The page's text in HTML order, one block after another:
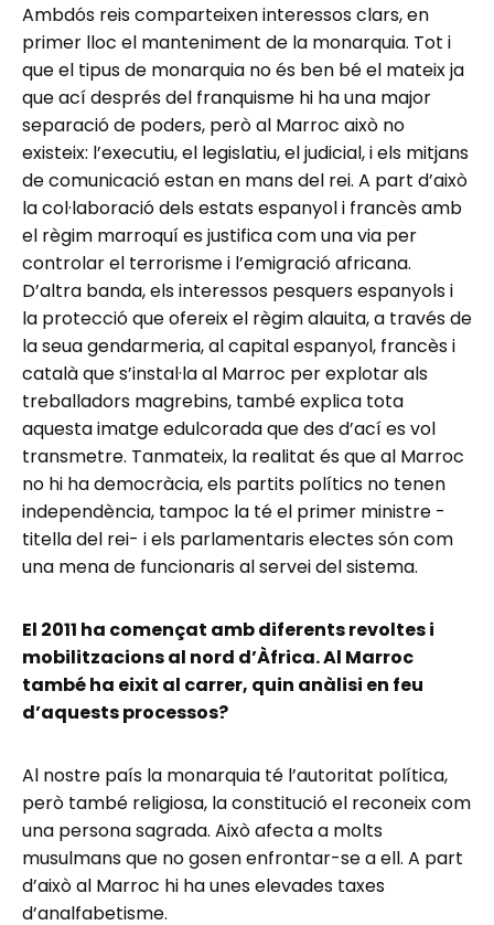
Ambdós reis comparteixen interessos clars, en
primer lloc el manteniment de la monarquia. Tot i
que el tipus de monarquia no és ben bé el mateix ja
que ací després del franquisme hi ha una major
separació de poders, però al Marroc això no
existeix: l’executiu, el legislatiu, el judicial, i els mitjans
de comunicació estan en mans del rei. A part d’això
la col·laboració dels estats espanyol i francès amb
el règim marroquí es justifica com una via per
controlar el terrorisme i l’emigració africana.
D’altra banda, els interessos pesquers espanyols i
la protecció que ofereix el règim alauita, a través de
la seua gendarmeria, al capital espanyol, francès i
català que s’instal·la al Marroc per explotar als
treballadors magrebins, també explica tota
aquesta imatge edulcorada que des d’ací es vol
transmetre. Tanmateix, la realitat és que al Marroc
no hi ha democràcia, els partits polítics no tenen
independència, tampoc la té el primer ministre -
titella del rei- i els parlamentaris electes són com
una mena de funcionaris al servei del sistema.
El 2011 ha començat amb diferents revoltes i
mobilitzacions al nord d’Àfrica. Al Marroc
també ha eixit al carrer, quin anàlisi en feu
d’aquests processos?
Al nostre país la monarquia té l’autoritat política,
però també religiosa, la constitució el reconeix com
una persona sagrada. Això afecta a molts
musulmans que no gosen enfrontar-se a ell. A part
d’això al Marroc hi ha unes elevades taxes
d’analfabetisme.